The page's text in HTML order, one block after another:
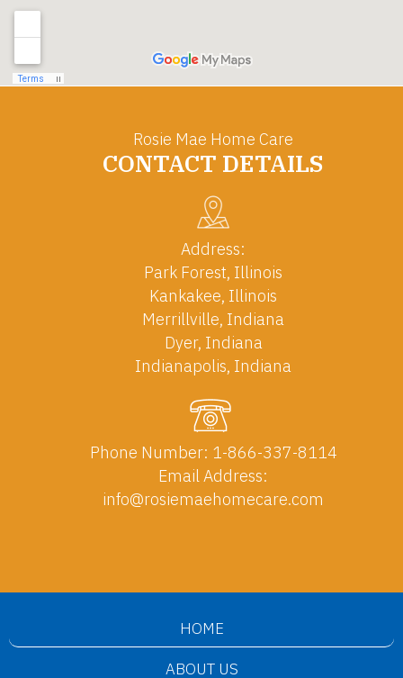
Rosie Mae Home Care
CONTACT DETAILS
Address:
Park Forest, Illinois
Kankakee, Illinois
Merrillville, Indiana
Dyer, Indiana
Indianapolis, Indiana
Phone Number: 1-866-337-8114
Email Address:
info@rosiemaehomecare.com
HOME
ABOUT US